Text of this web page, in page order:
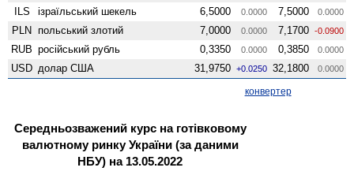
ILS ізраїльський шекель 6,5000 0.0000 7,5000 0.0000
PLN польський злотий 7,0000 0.0000 7,1700 -0.0900
RUB російський рубль 0,3350 0.0000 0,3850 0.0000
USD долар США 31,9750 +0.0250 32,1800 0.0000
конвертер
Середньозважений курс на готівковому
валютному ринку України (за даними
НБУ) на 13.05.2022